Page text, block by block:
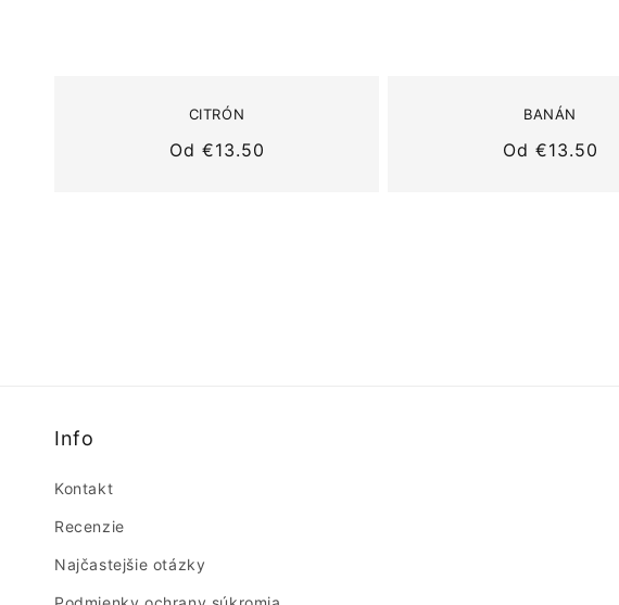
CITRÓN
Normálna
Od €13.50
BANÁN
Normálna
Od €13.50
Info
Kontakt
Recenzie
Najčastejšie otázky